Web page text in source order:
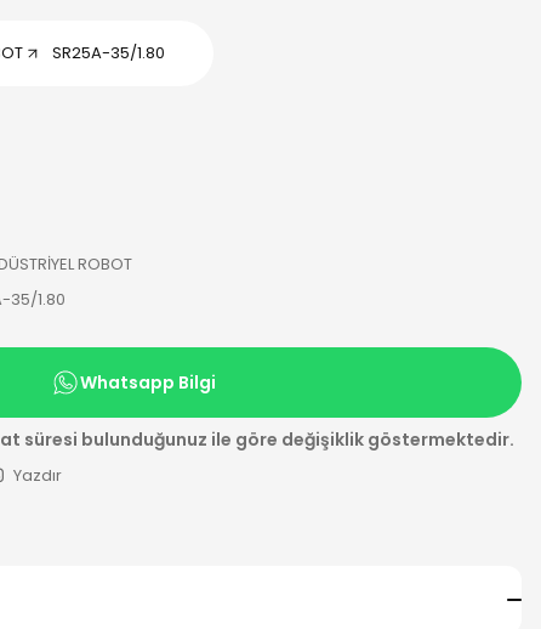
SR25A-35/1.80
ROBOT
35/1.80
Whatsapp Bilgi
süresi bulunduğunuz ile göre değişiklik göstermektedir.
Yazdır